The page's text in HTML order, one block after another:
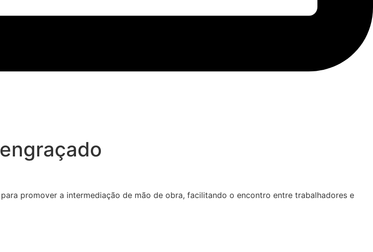
engraçado
promover a intermediação de mão de obra, facilitando o encontro entre trabalhadores e